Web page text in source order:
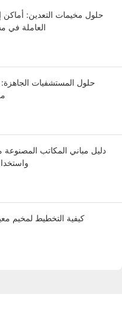
حلول مخيمات التعدين: أماكن
العاملة في
حلول المستشفيات
دليل مباني المكاتب المصنوعة
كيفية التخطيط لمخيم